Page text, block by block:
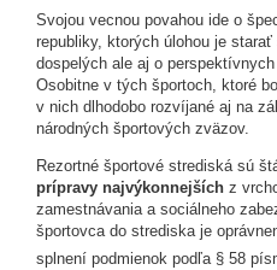
Svojou vecnou povahou ide o
republiky, ktorých úlohou je
dospelých ale aj o
Osobitne v tých športoch, ktoré
v nich dlhodobo rozvíjané aj na
národných športových zväzov.
Rezortné športové strediská sú
prípravy najvýkonnejších z
zamestnávania a sociálneho
športovca do strediska je
splnení podmienok podľa § 58